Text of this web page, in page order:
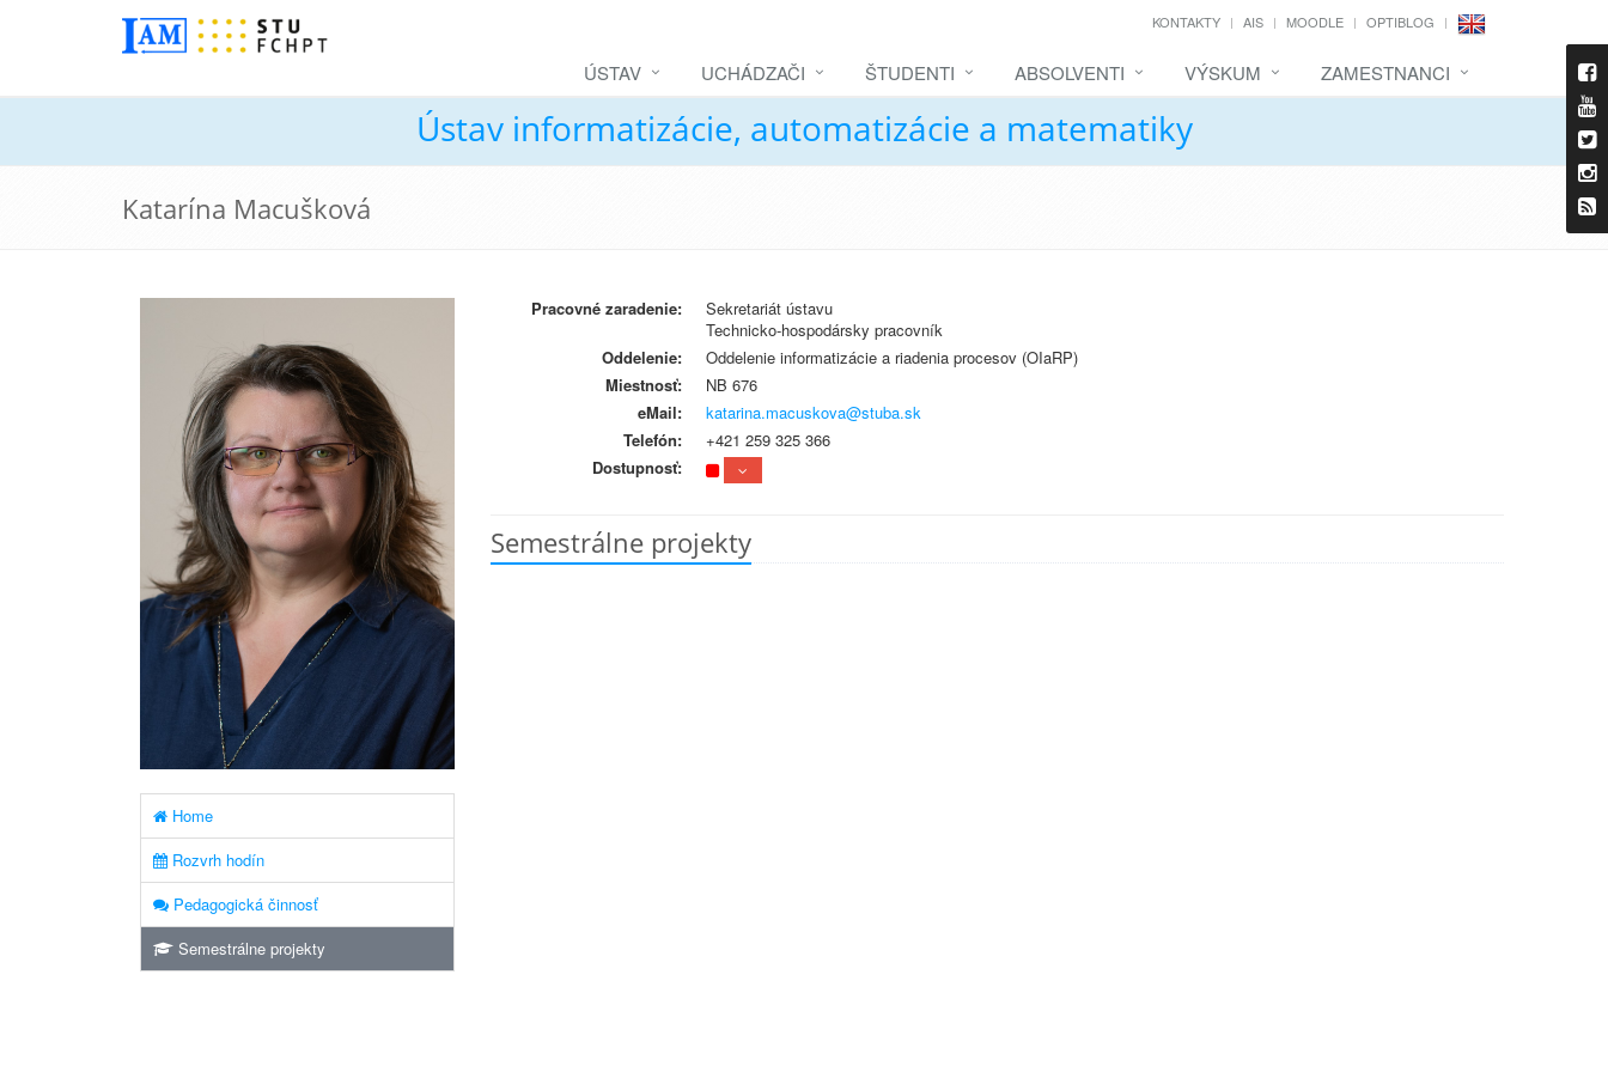
KONTAKTY AIS MOODLE OPTIBLOG
ÚSTAV UCHÁDZAČI ŠTUDENTI ABSOLVENTI VÝSKUM ZAMESTNANCI
Ústav informatizácie, automatizácie a matematiky
Katarína Macušková
Home
Rozvrh hodín
Pedagogická činnosť
Semestrálne projekty
Pracovné zaradenie:
Sekretariát ústavu
Technicko-hospodársky pracovník
Oddelenie:
Oddelenie informatizácie a riadenia procesov (OIaRP)
Miestnosť:
NB 676
eMail:
katarina.macuskova@stuba.sk
Telefón:
+421 259 325 366
Dostupnosť:
Semestrálne projekty